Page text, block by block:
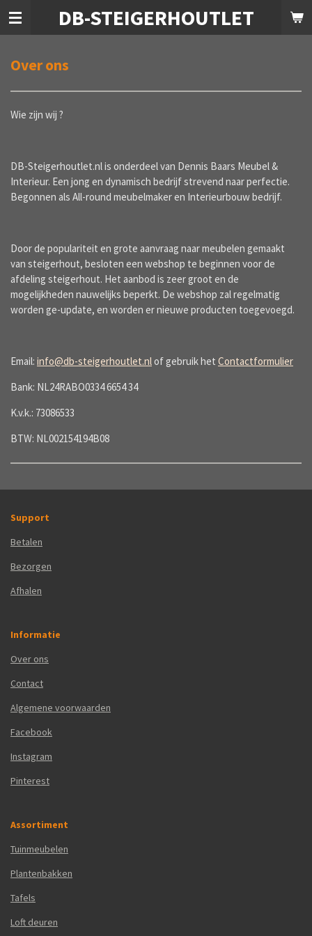
Ga
de
DB-STEIGERHOUTLET
Over ons
Wie zijn wij ?
DB-Steigerhoutlet.nl is onderdeel van Dennis Baars Meubel &
Interieur. Een jong en dynamisch bedrijf strevend naar perfectie.
Begonnen als All-round meubelmaker en Interieurbouw bedrijf.
Door de populariteit en grote aanvraag naar meubelen gemaakt
van steigerhout, besloten een webshop te beginnen voor de
afdeling steigerhout. Het aanbod is zeer groot en de
mogelijkheden nauwelijks beperkt. De webshop zal regelmatig
worden ge-update, en worden er nieuwe producten toegevoegd.
Email: info@db-steigerhoutlet.nlof gebruik het Contactformulier
Bank: NL24RABO0334 6654 34
K.v.k.: 73086533
BTW: NL002154194B08
Support
Betalen
Bezorgen
Afhalen
Informatie
Over ons
Contact
Algemene voorwaarden
Facebook
Instagram
Pinterest
Assortiment
Tuinmeubelen
Plantenbakken
Tafels
Loft deuren